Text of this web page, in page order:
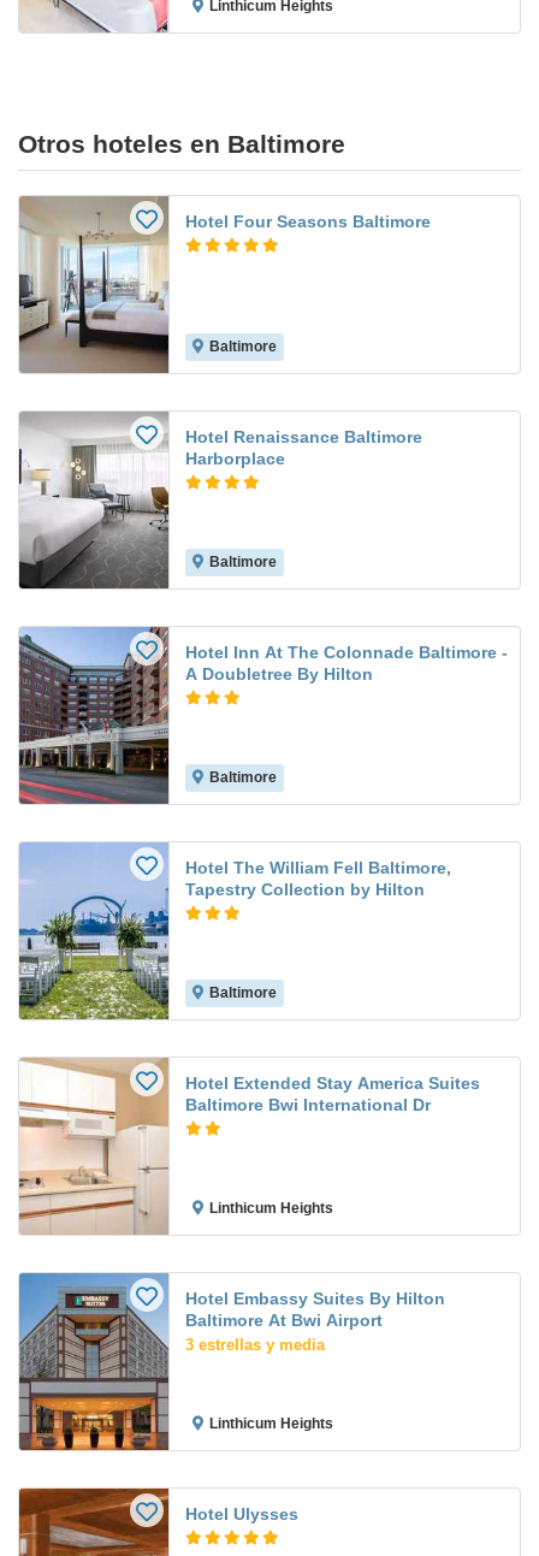
Linthicum Heights
Otros hoteles en Baltimore
Hotel Four Seasons Baltimore
Baltimore
Hotel Renaissance Baltimore
Harborplace
Baltimore
Hotel Inn At The Colonnade Baltimore -
A Doubletree By Hilton
Baltimore
Hotel The William Fell Baltimore,
Tapestry Collection by Hilton
Baltimore
Hotel Extended Stay America Suites
Baltimore Bwi International Dr
Linthicum Heights
Hotel Embassy Suites By Hilton
Baltimore At Bwi Airport
3 estrellas y media
Linthicum Heights
Hotel Ulysses